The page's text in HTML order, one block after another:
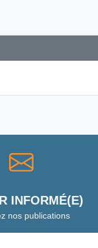
INFORMÉ(E)
nos publications